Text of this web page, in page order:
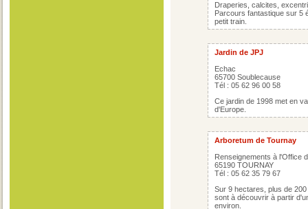
Draperies, calcites,
Parcours fantastique sur 5
petit train.
Jardin de JPJ
Echac
65700 Soublecause
Tél : 05 62 96 00 58
Ce jardin de 1998 met en
d'Europe.
Arboretum de Tournay
Renseignements à l'Office
65190 TOURNAY
Tél : 05 62 35 79 67
Sur 9 hectares, plus de
sont à découvrir à partir
environ.